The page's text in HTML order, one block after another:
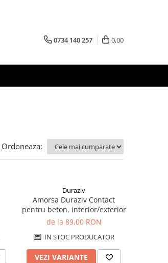
0734 140 257 0,00
Ordoneaza:
Duraziv
Amorsa Duraziv Contact
pentru beton, interior/exterior
de la 89,00 RON
IN STOC PRODUCATOR
VEZI VARIANTE